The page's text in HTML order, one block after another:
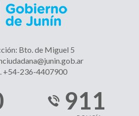
Bto. de Miguel 5
+54-236-4407900
911